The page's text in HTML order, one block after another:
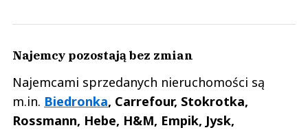
Najemcy pozostają bez zmian
Najemcami sprzedanych nieruchomości są
m.in. Biedronka, Carrefour, Stokrotka,
Rossmann, Hebe, H&M, Empik, Jysk,